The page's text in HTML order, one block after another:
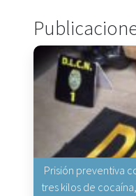
Prisión preventiva
tres kilos de